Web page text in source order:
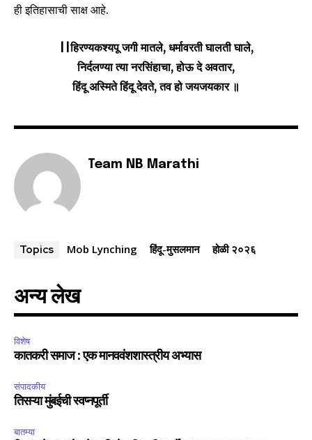
ही इतिहासाची साक्ष आहे.
||हिरण्यकश्यपू जगी मातले, धर्मावरती घालती घाले,
निर्दलण्या त्या नरसिंहाचा, होऊ दे अवतार,
हिंदू अस्मिते हिंदू देवते, तव हो जयजयकार ॥
Team NB Marathi
Topics Mob Lynching हिंदू-मुसलमान होळी २०२६
अन्य लेख
विशेष
कातकरी समाज : एक मानववंशशास्त्रीय अभ्यास
संपादकीय
तिसऱ्या मुंबईची स्वप्नपूर्ती
बातम्या